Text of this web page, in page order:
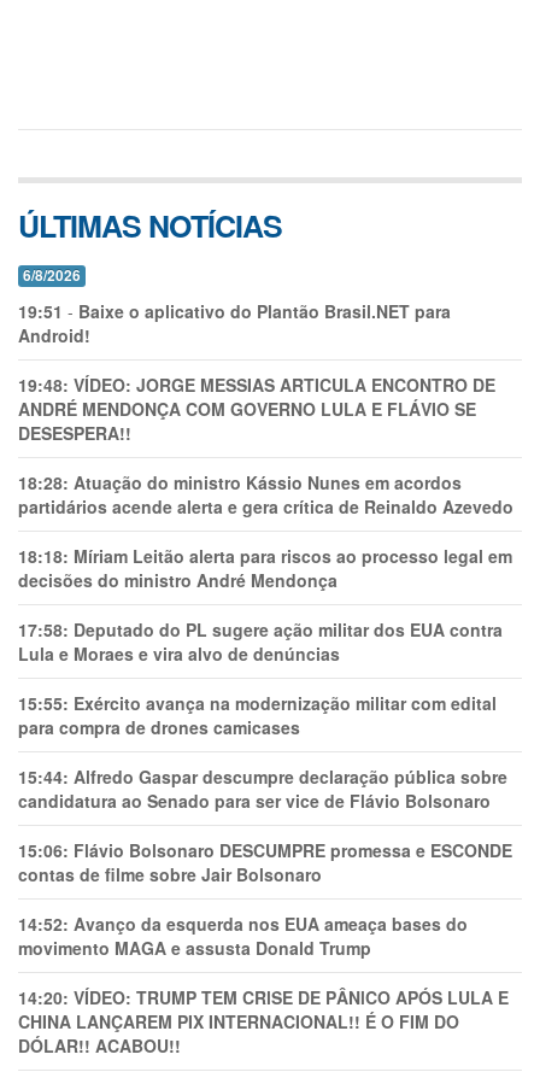
ÚLTIMAS NOTÍCIAS
6/8/2026
19:51 - Baixe o aplicativo do Plantão Brasil.NET para
Android!
19:48: VÍDEO: JORGE MESSIAS ARTICULA ENCONTRO DE
ANDRÉ MENDONÇA COM GOVERNO LULA E FLÁVIO SE
DESESPERA!!
18:28: Atuação do ministro Kássio Nunes em acordos
partidários acende alerta e gera crítica de Reinaldo Azevedo
18:18: Míriam Leitão alerta para riscos ao processo legal em
decisões do ministro André Mendonça
17:58: Deputado do PL sugere ação militar dos EUA contra
Lula e Moraes e vira alvo de denúncias
15:55: Exército avança na modernização militar com edital
para compra de drones camicases
15:44: Alfredo Gaspar descumpre declaração pública sobre
candidatura ao Senado para ser vice de Flávio Bolsonaro
15:06: Flávio Bolsonaro DESCUMPRE promessa e ESCONDE
contas de filme sobre Jair Bolsonaro
14:52: Avanço da esquerda nos EUA ameaça bases do
movimento MAGA e assusta Donald Trump
14:20: VÍDEO: TRUMP TEM CRlSE DE PÂNlCO APÓS LULA E
CHINA LANÇAREM PIX INTERNACIONAL!! É O FIM DO
DÓLAR!! ACABOU!!